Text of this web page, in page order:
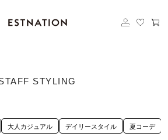
STYLING
大人カジュアル デイリースタイル 夏コーデ